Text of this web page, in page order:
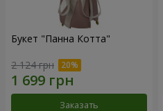
Букет "Панна Котта"
2 124 грн
Заказать